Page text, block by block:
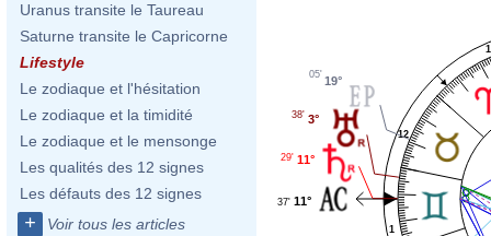
Uranus transite le Taureau
Saturne transite le Capricorne
Lifestyle
Le zodiaque et l'hésitation
Le zodiaque et la timidité
Le zodiaque et le mensonge
Les qualités des 12 signes
Les défauts des 12 signes
+ Voir tous les articles 1
12
19°
05'
3°
38'
11°
29'
11°
37'